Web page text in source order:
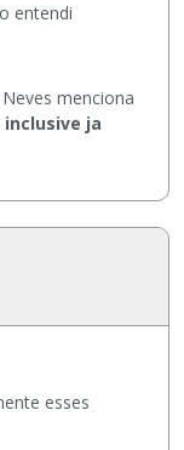
entendi
menciona
inclusive ja
esses